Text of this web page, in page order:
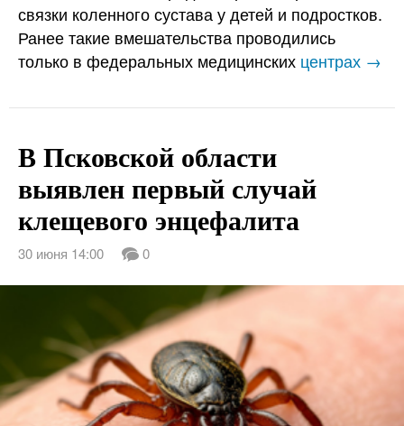
связки коленного сустава у детей и подростков.
Ранее такие вмешательства проводились
только в федеральных медицинских центрах →
В Псковской области
выявлен первый случай
клещевого энцефалита
30 июня 14:00 0